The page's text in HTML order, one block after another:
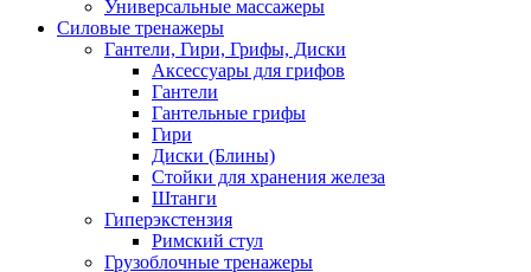
Универсальные массажеры
Силовые тренажеры
Гантели, Гири, Грифы, Диски
Аксессуары для грифов
Гантели
Гантельные грифы
Гири
Диски (Блины)
Стойки для хранения железа
Штанги
Гиперэкстензия
Римский стул
Грузоблочные тренажеры